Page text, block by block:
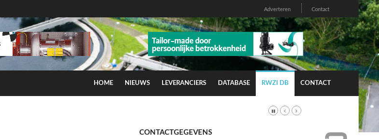
Adverteren Contact
HOME NIEUWS LEVERANCIERS DATABASE RWZI DB CONTACT
CONTACTGEGEVENS